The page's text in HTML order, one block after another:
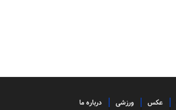
عکس ورزشی درباره ما